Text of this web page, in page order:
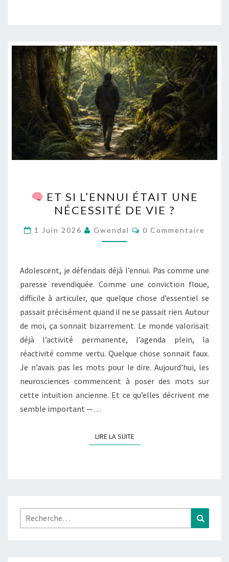
ET
SI
L’ENNUI
ÉTAIT
NÉCESSITÉ
DE
VIE
?
ET SI L’ENNUI ÉTAIT UNE
NÉCESSITÉ DE VIE ?
1 Juin 2026 Gwendal Commentaires
0 Commentaire
Adolescent, je défendais déjà l’ennui. Pas comme une
paresse revendiquée. Comme une conviction floue,
difficile à articuler, que quelque chose d’essentiel se
passait précisément quand il ne se passait rien. Autour
de moi, ça sonnait bizarrement. Le monde valorisait
déjà l’activité permanente, l’agenda plein, la
réactivité comme vertu. Quelque chose sonnait faux.
Je n’avais pas les mots pour le dire. Aujourd’hui, les
neurosciences commencent à poser des mots sur
cette intuition ancienne. Et ce qu’elles décrivent me
semble important —…
LIRE LA SUITELIRE LA SUITE
Rechercher :